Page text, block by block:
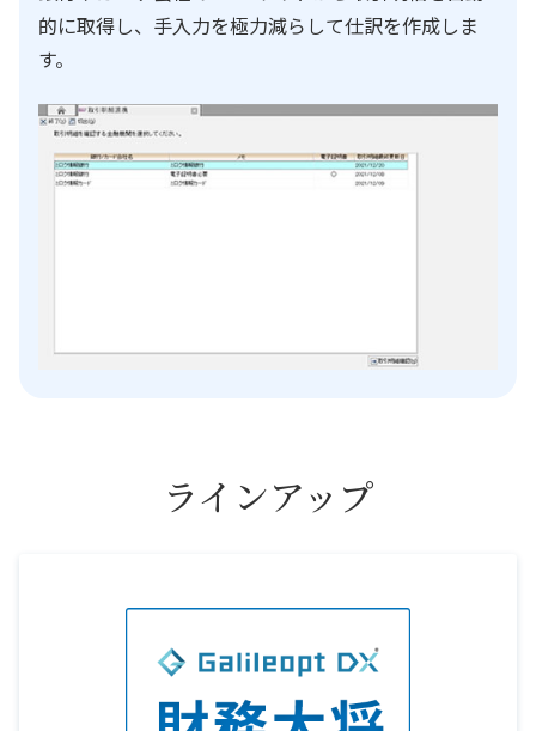
的に取得し、手入力を極力減らして仕訳を作成しま
す。
ラインアップ